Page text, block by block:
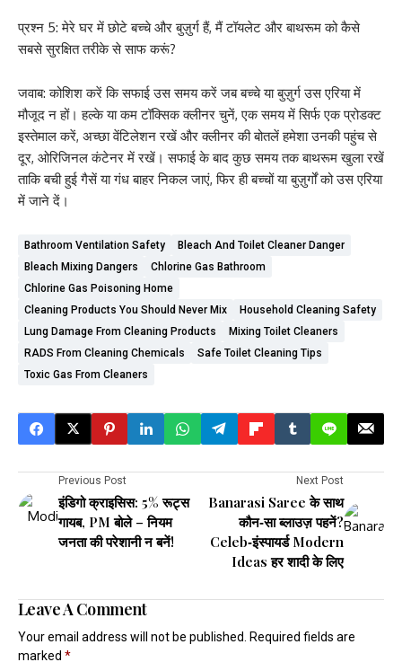
प्रश्न 5: मेरे घर में छोटे बच्चे और बुज़ुर्ग हैं, मैं टॉयलेट और बाथरूम को कैसे
सबसे सुरक्षित तरीके से साफ करूं?
जवाब: कोशिश करें कि सफाई उस समय करें जब बच्चे या बुज़ुर्ग उस एरिया में
मौजूद न हों। हल्के या कम टॉक्सिक क्लीनर चुनें, एक समय में सिर्फ एक प्रोडक्ट
इस्तेमाल करें, अच्छा वेंटिलेशन रखें और क्लीनर की बोतलें हमेशा उनकी पहुंच से
दूर, ओरिजिनल कंटेनर में रखें। सफाई के बाद कुछ समय तक बाथरूम खुला रखें
ताकि बची हुई गैसें या गंध बाहर निकल जाएं, फिर ही बच्चों या बुज़ुर्गों को उस एरिया
में जाने दें।
Bathroom Ventilation Safety
Bleach And Toilet Cleaner Danger
Bleach Mixing Dangers
Chlorine Gas Bathroom
Chlorine Gas Poisoning Home
Cleaning Products You Should Never Mix
Household Cleaning Safety
Lung Damage From Cleaning Products
Mixing Toilet Cleaners
RADS From Cleaning Chemicals
Safe Toilet Cleaning Tips
Toxic Gas From Cleaners
Previous Post
इंडिगो क्राइसिस: 5% रूट्स
गायब, PM बोले – नियम
जनता की परेशानी न बनें!
Next Post
Banarasi Saree के साथ
कौन‑सा ब्लाउज़ पहनें?
Celeb‑इंस्पायर्ड Modern
Ideas हर शादी के लिए
Leave A Comment
Your email address will not be published. Required fields are
marked *